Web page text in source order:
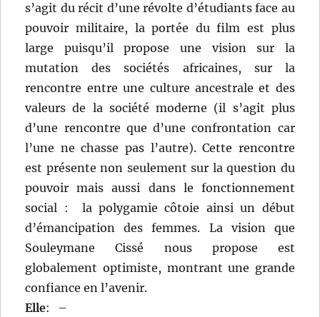
s’agit du récit d’une révolte d’étudiants face au
pouvoir militaire, la portée du film est plus
large puisqu’il propose une vision sur la
mutation des sociétés africaines, sur la
rencontre entre une culture ancestrale et des
valeurs de la société moderne (il s’agit plus
d’une rencontre que d’une confrontation car
l’une ne chasse pas l’autre). Cette rencontre
est présente non seulement sur la question du
pouvoir mais aussi dans le fonctionnement
social : la polygamie côtoie ainsi un début
d’émancipation des femmes. La vision que
Souleymane Cissé nous propose est
globalement optimiste, montrant une grande
confiance en l’avenir.
Elle:
–